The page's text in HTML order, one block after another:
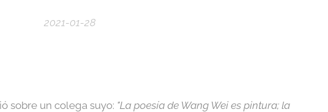
2021-01-28
sobre un colega suyo: "La poesía de Wang Wei es pintura; la